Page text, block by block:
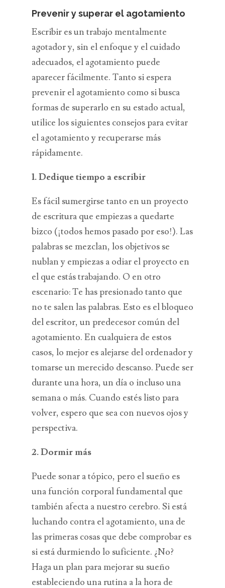
Prevenir y superar el agotamiento
Escribir es un trabajo mentalmente
agotador y, sin el enfoque y el cuidado
adecuados, el agotamiento puede
aparecer fácilmente. Tanto si espera
prevenir el agotamiento como si busca
formas de superarlo en su estado actual,
utilice los siguientes consejos para evitar
el agotamiento y recuperarse más
rápidamente.
1. Dedique tiempo a escribir
Es fácil sumergirse tanto en un proyecto
de escritura que empiezas a quedarte
bizco (¡todos hemos pasado por eso!). Las
palabras se mezclan, los objetivos se
nublan y empiezas a odiar el proyecto en
el que estás trabajando. O en otro
escenario: Te has presionado tanto que
no te salen las palabras. Esto es el bloqueo
del escritor, un predecesor común del
agotamiento. En cualquiera de estos
casos, lo mejor es alejarse del ordenador y
tomarse un merecido descanso. Puede ser
durante una hora, un día o incluso una
semana o más. Cuando estés listo para
volver, espero que sea con nuevos ojos y
perspectiva.
2. Dormir más
Puede sonar a tópico, pero el sueño es
una función corporal fundamental que
también afecta a nuestro cerebro. Si está
luchando contra el agotamiento, una de
las primeras cosas que debe comprobar es
si está durmiendo lo suficiente. ¿No?
Haga un plan para mejorar su sueño
estableciendo una rutina a la hora de